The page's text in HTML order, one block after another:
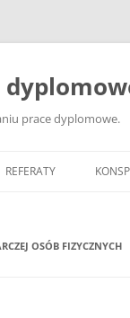
prace dyplomowe.
REFERATY
OSÓB FIZYCZNYCH